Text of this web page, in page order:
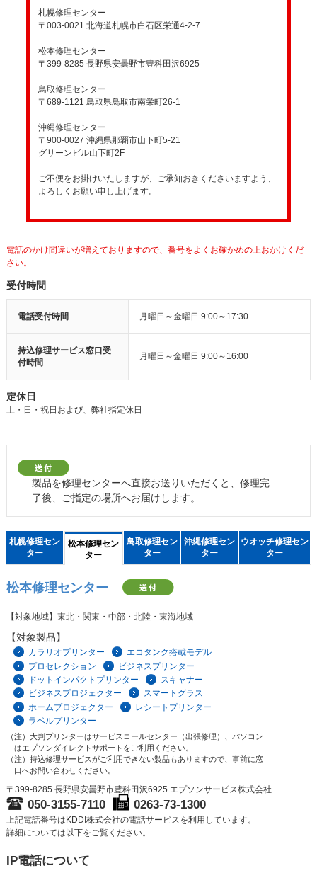
札幌修理センター
〒003-0021 北海道札幌市白石区栄通4-2-7
松本修理センター
〒399-8285 長野県安曇野市豊科田沢6925
鳥取修理センター
〒689-1121 鳥取県鳥取市南栄町26-1
沖縄修理センター
〒900-0027 沖縄県那覇市山下町5-21
グリーンビル山下町2F
ご不便をお掛けいたしますが、ご承知おきくださいますよう、
よろしくお願い申し上げます。
電話のかけ間違いが増えておりますので、番号をよくお確かめの上おかけくだ
さい。
受付時間
電話受付時間 月曜日～金曜日 9:00～17:30
持込修理サービス窓口受
付時間
月曜日～金曜日 9:00～16:00
定休日
土・日・祝日および、弊社指定休日
製品を修理センターへ直接お送りいただくと、修理完
了後、ご指定の場所へお届けします。
札幌修理セン
ター
松本修理セン
ター
鳥取修理セン
ター
沖縄修理セン
ター
ウオッチ修理セン
ター
松本修理センター
【対象地域】東北・関東・中部・北陸・東海地域
【対象製品】
カラリオプリンター
エコタンク搭載モデル
プロセレクション
ビジネスプリンター
ドットインパクトプリンター
スキャナー
ビジネスプロジェクター
スマートグラス
ホームプロジェクター
レシートプリンター
ラベルプリンター
（注）大判プリンターはサービスコールセンター（出張修理）、パソコン
はエプソンダイレクトサポートをご利用ください。
（注）持込修理サービスがご利用できない製品もありますので、事前に窓
口へお問い合わせください。
〒399-8285 長野県安曇野市豊科田沢6925 エプソンサービス株式会社
050-3155-7110 0263-73-1300
上記電話番号はKDDI株式会社の電話サービスを利用しています。
詳細については以下をご覧ください。
IP電話について